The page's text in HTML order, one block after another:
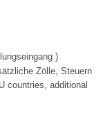
)
Zölle, Steuern
countries, additional